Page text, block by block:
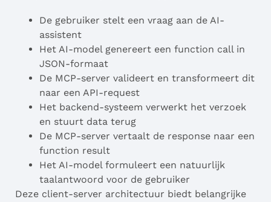
De gebruiker stelt een vraag aan de AI-
assistent
Het AI-model genereert een function call in
JSON-formaat
De MCP-server valideert en transformeert dit
naar een API-request
Het backend-systeem verwerkt het verzoek
en stuurt data terug
De MCP-server vertaalt de response naar een
function result
Het AI-model formuleert een natuurlijk
taalantwoord voor de gebruiker
Deze client-server architectuur biedt belangrijke